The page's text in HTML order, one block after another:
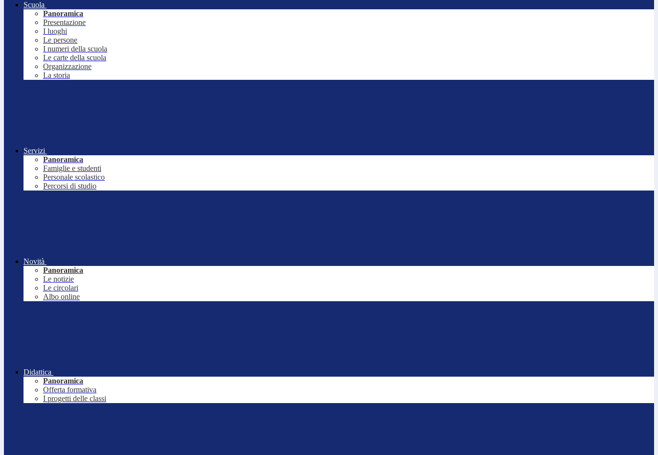
Scuola
Panoramica
Presentazione
I luoghi
Le persone
I numeri della scuola
Le carte della scuola
Organizzazione
La storia
Servizi
Panoramica
Famiglie e studenti
Personale scolastico
Percorsi di studio
Novità
Panoramica
Le notizie
Le circolari
Albo online
Didattica
Panoramica
Offerta formativa
I progetti delle classi